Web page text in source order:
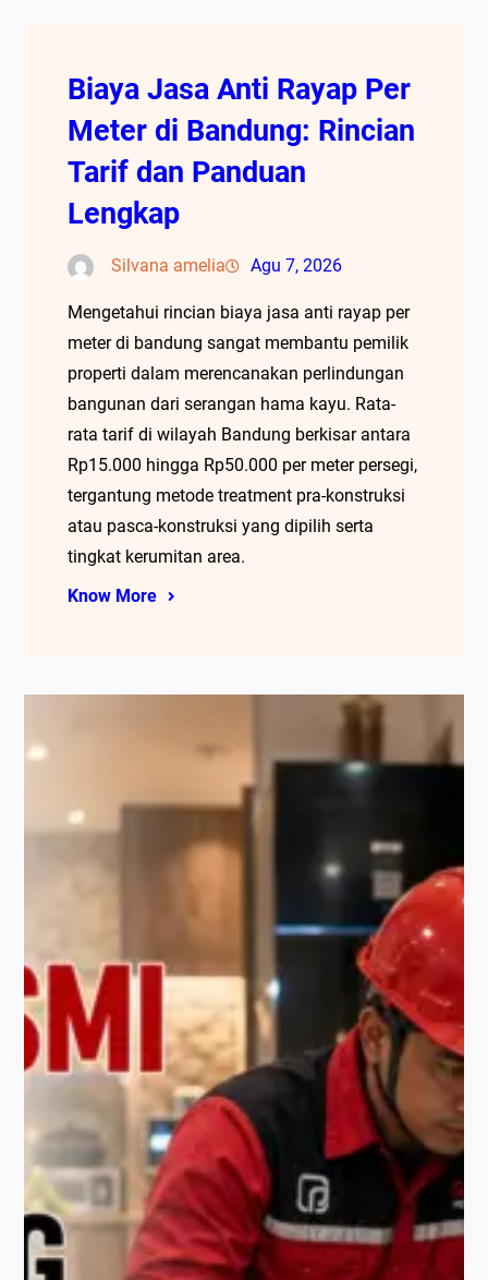
Biaya Jasa Anti Rayap Per
Meter di Bandung: Rincian
Tarif dan Panduan
Lengkap
Silvana amelia Agu 7, 2026
Mengetahui rincian biaya jasa anti rayap per
meter di bandung sangat membantu pemilik
properti dalam merencanakan perlindungan
bangunan dari serangan hama kayu. Rata-
rata tarif di wilayah Bandung berkisar antara
Rp15.000 hingga Rp50.000 per meter persegi,
tergantung metode treatment pra-konstruksi
atau pasca-konstruksi yang dipilih serta
tingkat kerumitan area.
Know More